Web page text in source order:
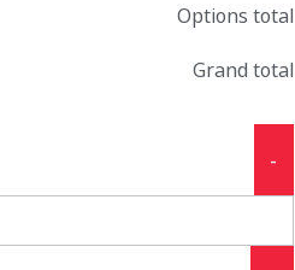
Options total
Grand total